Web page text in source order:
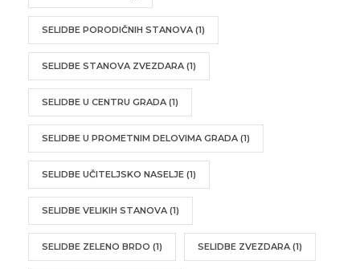
SELIDBE PORODIČNIH STANOVA (1)
SELIDBE STANOVA ZVEZDARA (1)
SELIDBE U CENTRU GRADA (1)
SELIDBE U PROMETNIM DELOVIMA GRADA (1)
SELIDBE UČITELJSKO NASELJE (1)
SELIDBE VELIKIH STANOVA (1)
SELIDBE ZELENO BRDO (1) SELIDBE ZVEZDARA (1)